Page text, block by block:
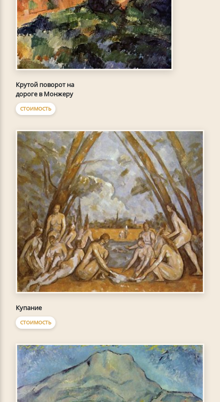
Крутой поворот на
дороге в Монжеру
СТОИМОСТЬ
Купание
СТОИМОСТЬ